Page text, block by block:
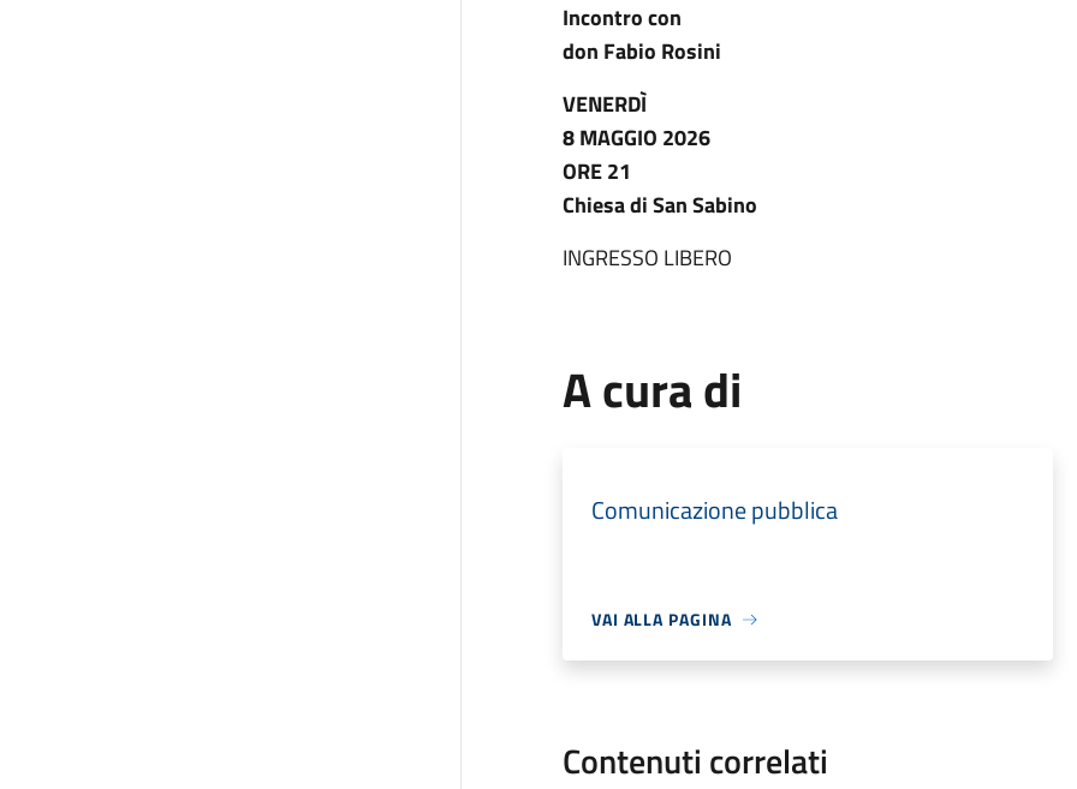
Incontro con
don Fabio Rosini
VENERDÌ
8 MAGGIO 2026
ORE 21
Chiesa di San Sabino
INGRESSO LIBERO
A cura di
Comunicazione pubblica
VAI ALLA PAGINA
Contenuti correlati